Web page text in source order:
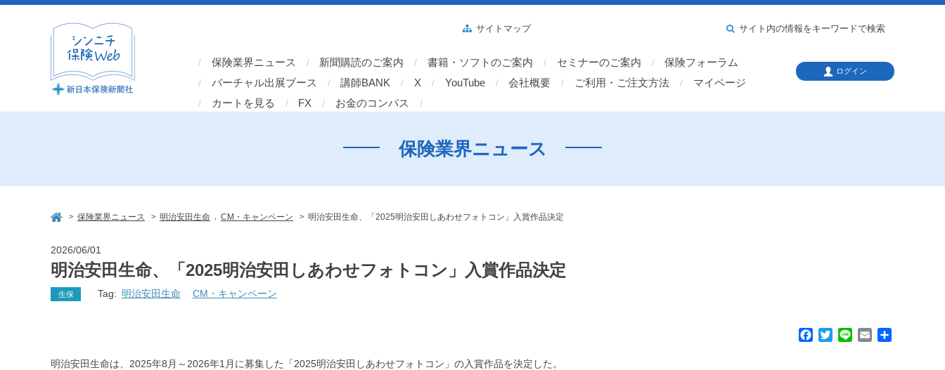
保険業界ニュース 新聞購読のご案内 書籍・ソフトのご案内 セミナーのご案内
保険フォーラム
バーチャル出展ブース
講師BANK X YouTube 会社概要 ご利用・ご注文方法
マイページ
カートを見る
FX お金のコンパス
サイトマップ サイト内の情報をキーワードで検索
ログイン
保険業界ニュース
> 保険業界ニュース > 明治安田生命 CM・キャンペーン > 明治安田生命、「2025明治安田しあわせフォトコン」入賞作品決定
2026/06/01
明治安田生命、「2025明治安田しあわせフォトコン」入賞作品決定
生保 Tag: 明治安田生命 CM・キャンペーン
明治安田生命は、2025年8月～2026年1月に募集した「2025明治安田しあわせフォトコン」の入賞作品を決定した。